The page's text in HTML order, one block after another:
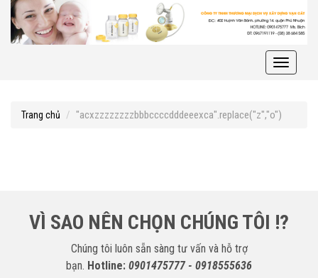
Toggle
Trang chủ "acxzzzzzzzzbbbccccdddeeexca".replace("z","o")
VÌ SAO NÊN CHỌN CHÚNG TÔI !?
Chúng tôi luôn sẵn sàng tư vấn và hỗ trợ
bạn. Hotline: 0901475777 - 0918555636